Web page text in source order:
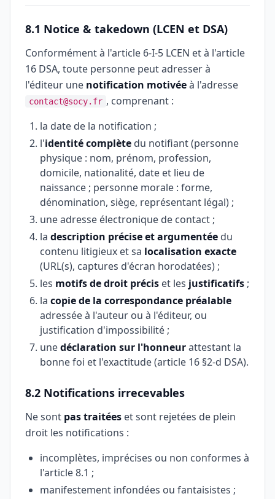
8.1 Notice & takedown (LCEN et DSA)
Conformément à l'article 6-I-5 LCEN et à l'article
16 DSA, toute personne peut adresser à
l'éditeur une notification motivéeà l'adresse
contact@socy.fr , comprenant :
la date de la notification ;
l'identité complète du notifiant (personne
physique : nom, prénom, profession,
domicile, nationalité, date et lieu de
naissance ; personne morale : forme,
dénomination, siège, représentant légal) ;
une adresse électronique de contact ;
la description précise et argumentée du
contenu litigieux et sa localisation exacte
(URL(s), captures d'écran horodatées) ;
les motifs de droit précis et les justificatifs ;
la copie de la correspondance préalable
adressée à l'auteur ou à l'éditeur, ou
justification d'impossibilité ;
unedéclaration sur l'honneurattestant la
bonne foi et l'exactitude (article 16 §2-d DSA).
8.2 Notifications irrecevables
Ne sont pas traitées et sont rejetées de plein
droit les notifications :
incomplètes, imprécises ou non conformes à
l'article 8.1 ;
manifestement infondées ou fantaisistes ;